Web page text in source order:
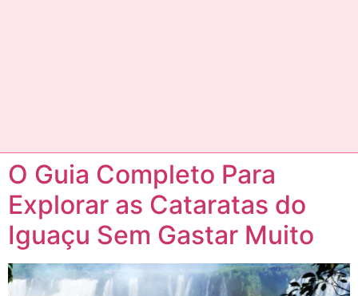
O Guia Completo Para
Explorar as Cataratas do
Iguaçu Sem Gastar Muito